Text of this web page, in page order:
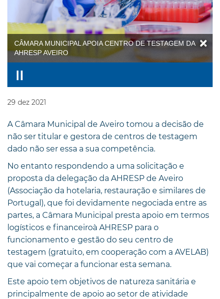
CÂMARA MUNICIPAL APOIA CENTRO DE TESTAGEM DA
AHRESP AVEIRO
29 dez 2021
A Câmara Municipal de Aveiro tomou a decisão de
não ser titular e gestora de centros de testagem
dado não ser essa a sua competência.
No entanto respondendo a uma solicitação e
proposta da delegação da AHRESP de Aveiro
(Associação da hotelaria, restauração e similares de
Portugal), que foi devidamente negociada entre as
partes, a Câmara Municipal presta apoio em termos
logísticos e financeiroà AHRESP para o
funcionamento e gestão do seu centro de
testagem (gratuito, em cooperação com a AVELAB)
que vai começar a funcionar esta semana.
Este apoio tem objetivos de natureza sanitária e
principalmente de apoio ao setor de atividade